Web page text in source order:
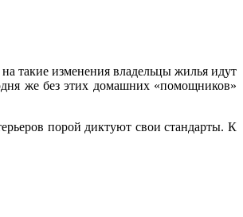
такие изменения владельцы жилья идут
же без этих домашних «помощников»
порой диктуют свои стандарты. К